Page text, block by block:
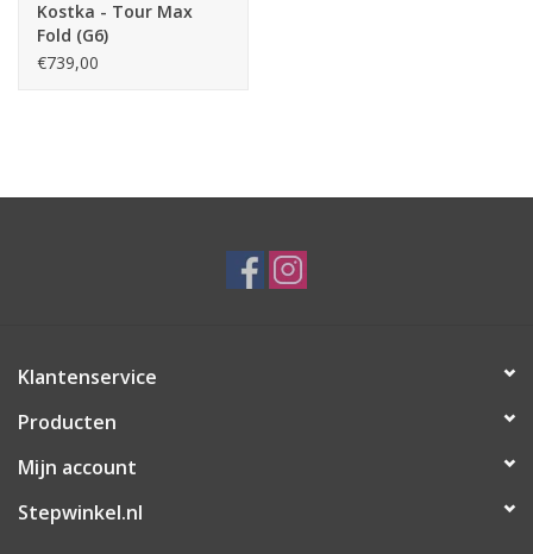
Kostka - Tour Max
Fold (G6)
€739,00
Klantenservice
Producten
Mijn account
Stepwinkel.nl